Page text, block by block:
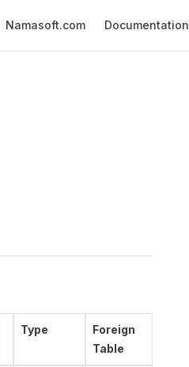
Namasoft.com Documentation
Type
Foreign
Table